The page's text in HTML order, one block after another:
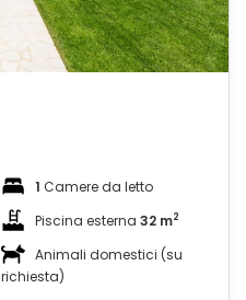
1 Camere da letto
Piscina esterna 32 m2
Animali domestici (su
richiesta)